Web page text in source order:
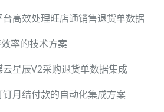
高效处理旺店通销售退货单数据
率的技术方案
星辰V2采购退货单数据集成
月结付款的自动化集成方案